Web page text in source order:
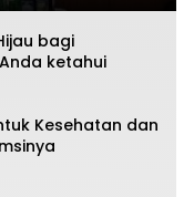
bagi
ketahui
Kesehatan dan